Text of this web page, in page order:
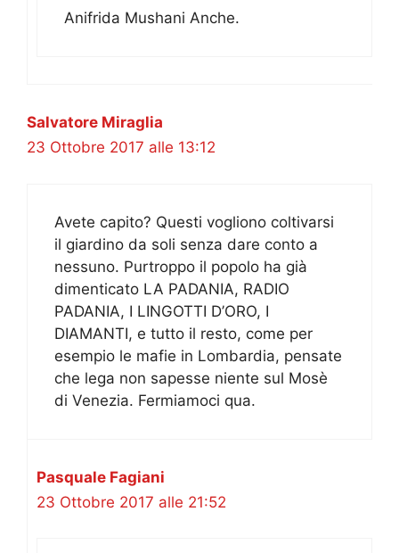
Anifrida Mushani Anche.
Salvatore Miraglia
23 Ottobre 2017 alle 13:12
Avete capito? Questi vogliono coltivarsi
il giardino da soli senza dare conto a
nessuno. Purtroppo il popolo ha già
dimenticato LA PADANIA, RADIO
PADANIA, I LINGOTTI D’ORO, I
DIAMANTI, e tutto il resto, come per
esempio le mafie in Lombardia, pensate
che lega non sapesse niente sul Mosè
di Venezia. Fermiamoci qua.
Pasquale Fagiani
23 Ottobre 2017 alle 21:52